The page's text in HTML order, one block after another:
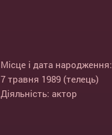
Місце і дата народження:
7 травня 1989 (телець)
Діяльність: актор